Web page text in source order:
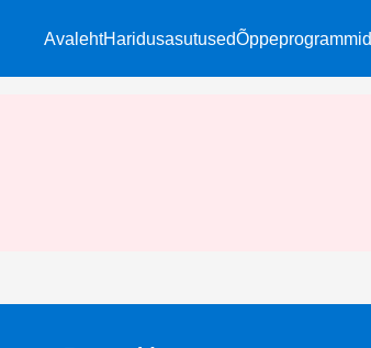
AvalehtHaridusasutusedÕppeprogrammid